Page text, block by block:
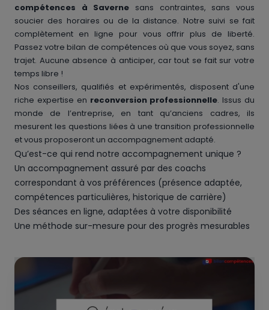
compétences à Saverne sans contraintes, sans vous
soucier des horaires ou de la distance. Notre suivi se fait
complètement en ligne pour vous offrir plus de liberté.
Passez votre bilan de compétences où que vous soyez, sans
trajet. Aucune absence à anticiper, car tout se fait sur votre
temps libre !
Nos conseillers, qualifiés et expérimentés, disposent d'une
riche expertise en reconversion professionnelle. Issus du
monde de l’entreprise, en tant qu’anciens cadres, ils
mesurent les questions liées à une transition professionnelle
et vous proposeront un accompagnement adapté.
Qu’est-ce qui rend notre accompagnement unique ?
Un accompagnement assuré par des coachs
correspondant à vos préférences (présence adaptée,
compétences particulières, historique de carrière)
Des séances en ligne, adaptées à votre disponibilité
Une méthode sur-mesure pour des progrès mesurables